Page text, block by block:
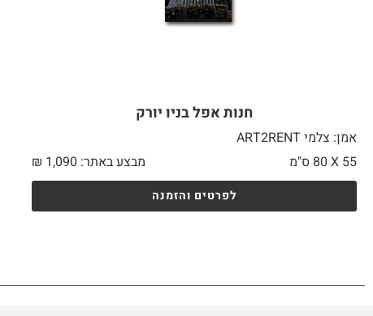
חנות אפל בניו יורק
אמן: צלמי ART2RENT
55 X
מבצע באתר: ₪ 1,090
לפרטים והזמנה